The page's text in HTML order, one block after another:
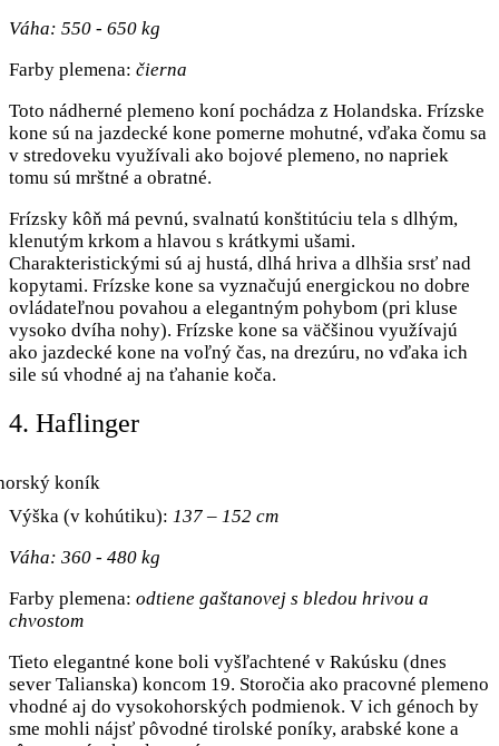
Váha: 550 - 650 kg
Farby plemena: čierna
Toto nádherné plemeno koní pochádza z Holandska. Frízske
kone sú na jazdecké kone pomerne mohutné, vďaka čomu sa
v stredoveku využívali ako bojové plemeno, no napriek
tomu sú mrštné a obratné.
Frízsky kôň má pevnú, svalnatú konštitúciu tela s dlhým,
klenutým krkom a hlavou s krátkymi ušami.
Charakteristickými sú aj hustá, dlhá hriva a dlhšia srsť nad
kopytami. Frízske kone sa vyznačujú energickou no dobre
ovládateľnou povahou a elegantným pohybom (pri kluse
vysoko dvíha nohy). Frízske kone sa väčšinou využívajú
ako jazdecké kone na voľný čas, na drezúru, no vďaka ich
sile sú vhodné aj na ťahanie koča.
4. Haflinger
Výška (v kohútiku): 137 – 152 cm
Váha: 360 - 480 kg
Farby plemena: odtiene gaštanovej s bledou hrivou a
chvostom
Tieto elegantné kone boli vyšľachtené v Rakúsku (dnes
sever Talianska) koncom 19. Storočia ako pracovné plemeno
vhodné aj do vysokohorských podmienok. V ich génoch by
sme mohli nájsť pôvodné tirolské poníky, arabské kone a